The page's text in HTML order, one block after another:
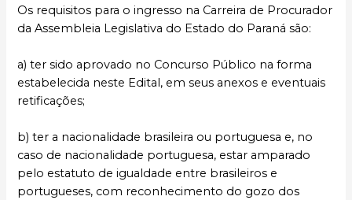
Os requisitos para o ingresso na Carreira de Procurador
da Assembleia Legislativa do Estado do Paraná são:
a) ter sido aprovado no Concurso Público na forma
estabelecida neste Edital, em seus anexos e eventuais
retificações;
b) ter a nacionalidade brasileira ou portuguesa e, no
caso de nacionalidade portuguesa, estar amparado
pelo estatuto de igualdade entre brasileiros e
portugueses, com reconhecimento do gozo dos